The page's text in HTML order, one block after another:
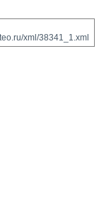
xml/38341_1.xml